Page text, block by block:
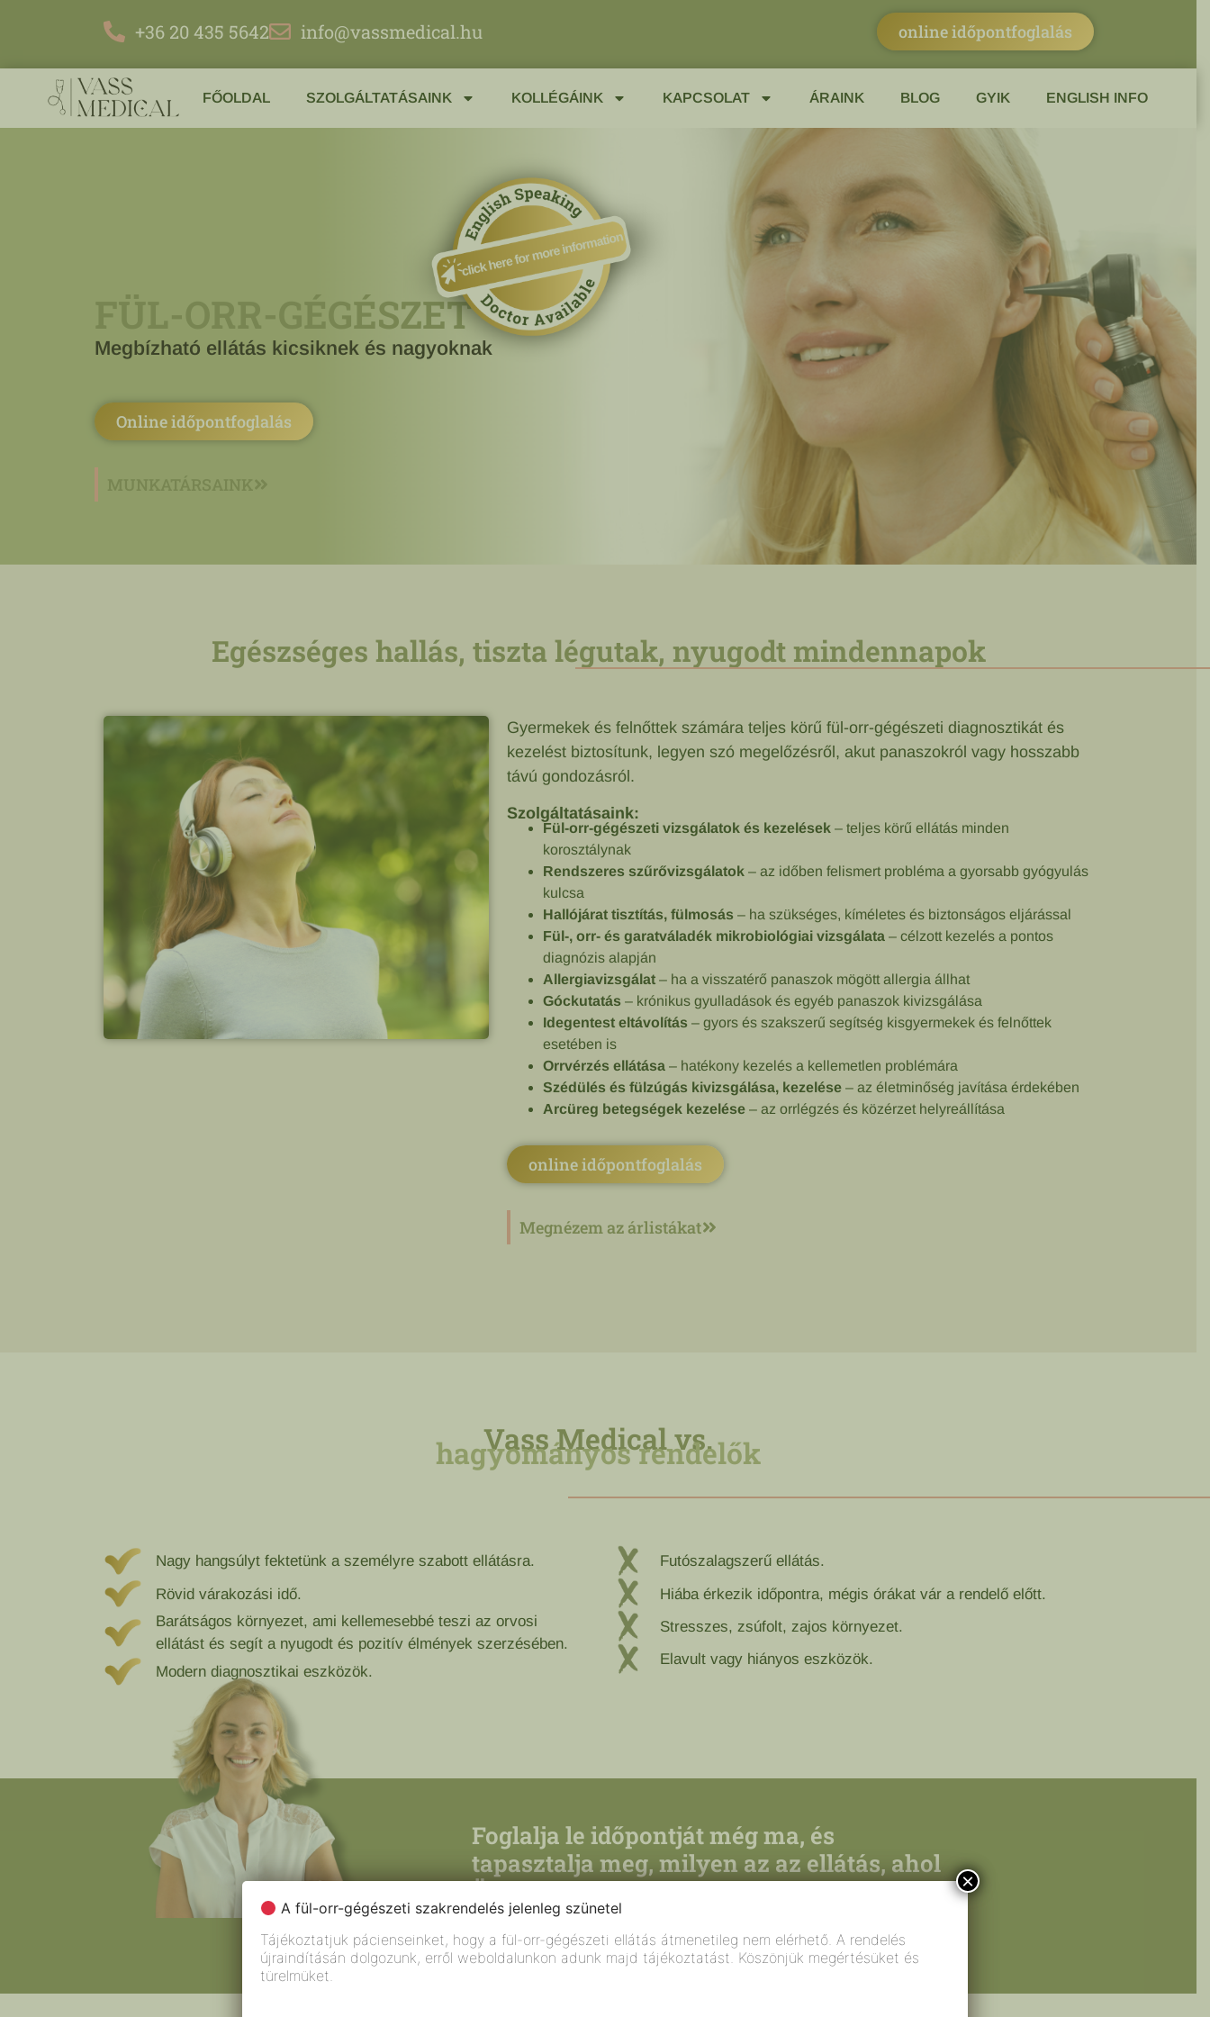
+36 20 435 5642 info@vassmedical.hu online időpontfoglalás
FŐOLDAL SZOLGÁLTATÁSAINK KOLLÉGÁINK KAPCSOLAT ÁRAINK BLOG GYIK ENGLISH INFO
FÜL-ORR-GÉGÉSZET
Megbízható ellátás kicsiknek és nagyoknak
Online időpontfoglalás
Egészséges hallás, tiszta légutak, nyugodt mindennapok
Gyermekek és felnőttek számára teljes körű fül-orr-gégészeti diagnosztikát és
kezelést biztosítunk, legyen szó megelőzésről, akut panaszokról vagy hosszabb
távú gondozásról.
Szolgáltatásaink:
Fül-orr-gégészeti vizsgálatok és kezelések– teljes körű ellátás minden
korosztálynak
Rendszeres szűrővizsgálatok– az időben felismert probléma a gyorsabb gyógyulás
kulcsa
Hallójárat tisztítás, fülmosás– ha szükséges, kíméletes és biztonságos eljárással
Fül-, orr- és garatváladék mikrobiológiai vizsgálata– célzott kezelés a pontos
diagnózis alapján
Allergiavizsgálat– ha a visszatérő panaszok mögött allergia állhat
Góckutatás– krónikus gyulladások és egyéb panaszok kivizsgálása
Idegentest eltávolítás– gyors és szakszerű segítség kisgyermekek és felnőttek
esetében is
Orrvérzés ellátása– hatékony kezelés a kellemetlen problémára
Szédülés és fülzúgás kivizsgálása, kezelése– az életminőség javítása érdekében
Arcüreg betegségek kezelése– az orrlégzés és közérzet helyreállítása
online időpontfoglalás
Megnézem az árlistákat
Vass Medical vs.
hagyományos rendelők
Nagy hangsúlyt fektetünk a személyre szabott ellátásra.
Rövid várakozási idő.
Barátságos környezet, ami kellemesebbé teszi az orvosi
ellátást és segít a nyugodt és pozitív élmények szerzésében.
Modern diagnosztikai eszközök.
Futószalagszerű ellátás.
Hiába érkezik időpontra, mégis órákat vár a rendelő előtt.
Stresszes, zsúfolt, zajos környezet.
Elavult vagy hiányos eszközök.
online időpontfoglalás
Foglalja le időpontját még ma, és
tapasztalja meg, milyen az az ellátás, ahol
Ön van a középpontban.
A fül-orr-gégészeti szakrendelés jelenleg szünetel
Tájékoztatjuk pácienseinket, hogy a fül-orr-gégészeti ellátás átmenetileg nem elérhető. A rendelés
újraindításán dolgozunk, erről weboldalunkon adunk majd tájékoztatást. Köszönjük megértésüket és
türelmüket.
×